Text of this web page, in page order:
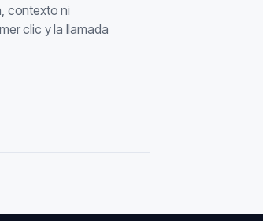
contexto ni
clic y la llamada